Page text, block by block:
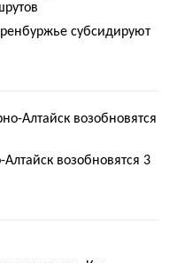
субсидируют
возобновятся 3